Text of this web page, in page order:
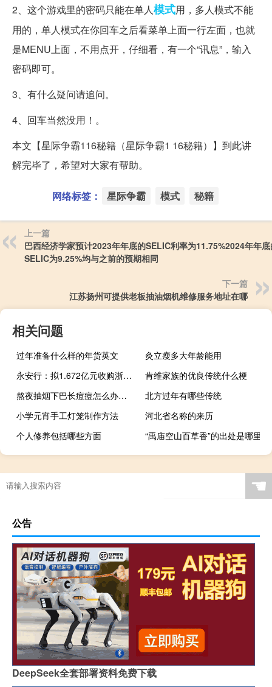
2、这个游戏里的密码只能在单人模式用，多人模式不能
用的，单人模式在你回车之后看菜单上面一行左面，也就
是MENU上面，不用点开，仔细看，有一个“讯息”，输入
密码即可。
3、有什么疑问请追问。
4、回车当然没用！。
本文【星际争霸116秘籍（星际争霸1 16秘籍）】到此讲
解完毕了，希望对大家有帮助。
网络标签： 星际争霸 模式 秘籍
上一篇
巴西经济学家预计2023年年底的SELIC利率为11.75%2024年年
SELIC为9.25%均与之前的预期相同
下一篇
江苏扬州可提供老板抽油烟机维修服务地址在哪
相关问题
过年准备什么样的年货英文
灸立瘦多大年龄能用
永安行：拟1.672亿元收购浙江凯博压力容器有限公司88%股权
肯维家族的优良传统什么梗
熬夜抽烟下巴长痘痘怎么办（熬夜抽烟脸上长痘痘吗）
北方过年有哪些传统
小学元宵手工灯笼制作方法
河北省名称的来历
个人修养包括哪些方面
“禹庙空山百草香”的出处是哪里
☚
公告
DeepSeek全套部署资料免费下载